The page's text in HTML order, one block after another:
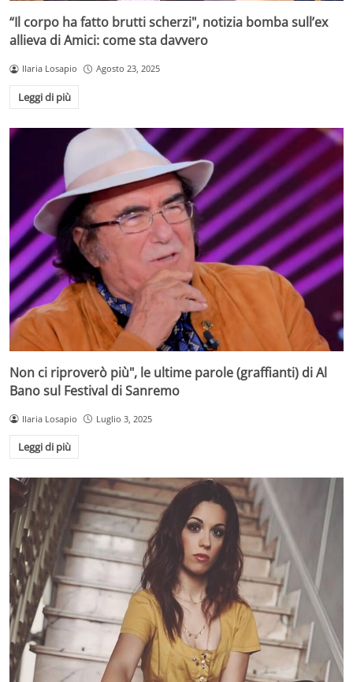
“Il corpo ha fatto brutti scherzi", notizia bomba sull’ex
allieva di Amici: come sta davvero
Ilaria Losapio Agosto 23, 2025
Leggi di più
Non ci riproverò più", le ultime parole (graffianti) di Al
Bano sul Festival di Sanremo
Ilaria Losapio Luglio 3, 2025
Leggi di più